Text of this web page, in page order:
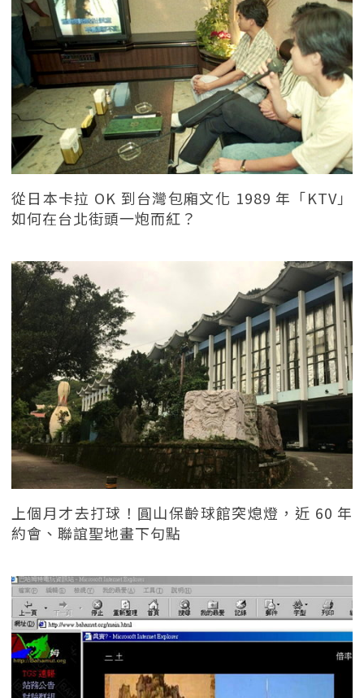
從日本卡拉 OK 到台灣包廂文化 1989 年「KTV」
如何在台北街頭一炮而紅？
上個月才去打球！圓山保齡球館突熄燈，近 60 年
約會、聯誼聖地畫下句點